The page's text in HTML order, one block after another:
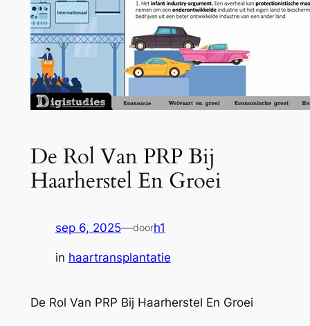
De Rol Van PRP Bij
Haarherstel En Groei
sep 6, 2025—doorh1
in haartransplantatie
De Rol Van PRP Bij Haarherstel En Groei